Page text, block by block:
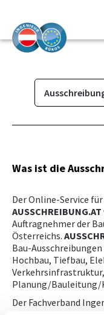
Das
Was ist die
Der Online-Service
AUSSCHREIBUNG.AT
Auftragnehmer der
Österreichs.
Bau-
Hochbau, Tiefbau,
Planung/Bauleitung/
Der Fachverband